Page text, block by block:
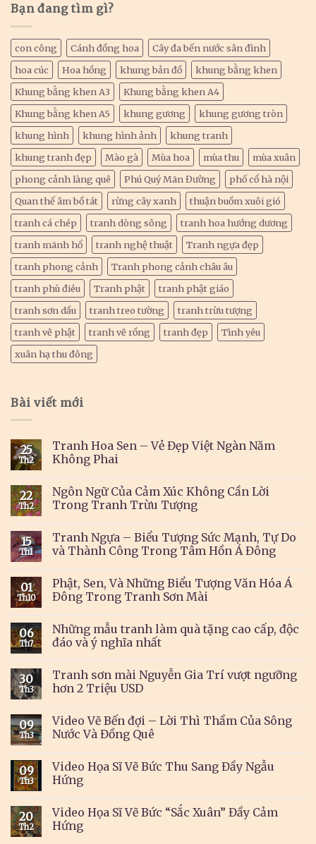
Bạn đang tìm gì?
con công Cánh đồng hoa
Cây đa bến nước sân đình
hoa cúc
Hoa hồng khung bản đồ
khung bằng khen
Khung bằng khen A3
Khung bằng khen A4
Khung bằng khen A5
khung gương
khung gương tròn
khung hình
khung hình ảnh
khung tranh
khung tranh đẹp
Mào gà Mùa hoa mùa thu
mùa xuân
phong cảnh làng quê
Phú Quý Mãn Đường
phố cổ hà nội
Quan thế âm bồ tát
rừng cây xanh
thuận buồm xuôi gió
tranh cá chép
tranh dòng sông
tranh hoa hướng dương
tranh mãnh hổ
tranh nghệ thuật
Tranh ngựa đẹp
tranh phong cảnh
Tranh phong cảnh châu âu
tranh phù điêu
Tranh phật
tranh phật giáo
tranh sơn dầu
tranh treo tường
tranh trừu tượng
tranh vẽ phật
tranh vẽ rồng tranh đẹp
Tình yêu
xuân hạ thu đông
Bài viết mới
25
Th2
Tranh Hoa Sen – Vẻ Đẹp Việt Ngàn Năm
Không Phai
22
Th2
Ngôn Ngữ Của Cảm Xúc Không Cần Lời
Trong Tranh Trừu Tượng
15
Th1
Tranh Ngựa – Biểu Tượng Sức Mạnh, Tự Do
và Thành Công Trong Tâm Hồn Á Đông
01
Th10
Phật, Sen, Và Những Biểu Tượng Văn Hóa Á
Đông Trong Tranh Sơn Mài
06
Th7
Những mẫu tranh làm quà tặng cao cấp, độc
đáo và ý nghĩa nhất
30
Th3
Tranh sơn mài Nguyễn Gia Trí vượt ngưỡng
hơn 2 Triệu USD
09
Th3
Video Vẽ Bến đợi – Lời Thì Thầm Của Sông
Nước Và Đồng Quê
09
Th3
Video Họa Sĩ Vẽ Bức Thu Sang Đầy Ngẫu
Hứng
20
Th2
Video Họa Sĩ Vẽ Bức “Sắc Xuân” Đầy Cảm
Hứng